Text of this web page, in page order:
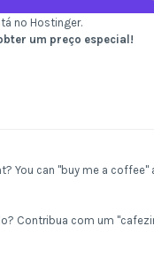
no Hostinger.
um preço especial!
You can "buy me a coffee"
Contribua com um